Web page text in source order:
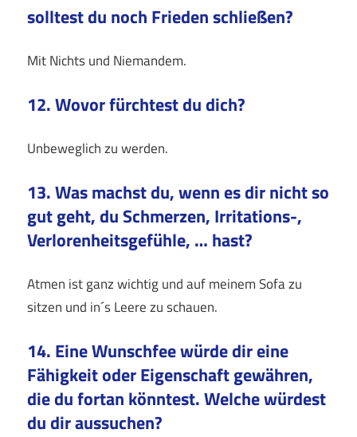
solltest du noch Frieden schließen?
Mit Nichts und Niemandem.
12. Wovor fürchtest du dich?
Unbeweglich zu werden.
13. Was machst du, wenn es dir nicht so
gut geht, du Schmerzen, Irritations-,
Verlorenheitsgefühle, … hast?
Atmen ist ganz wichtig und auf meinem Sofa zu
sitzen und in´s Leere zu schauen.
14. Eine Wunschfee würde dir eine
Fähigkeit oder Eigenschaft gewähren,
die du fortan könntest. Welche würdest
du dir aussuchen?